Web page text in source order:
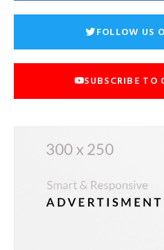
FOLLOW US
SUBSCRIBE TO